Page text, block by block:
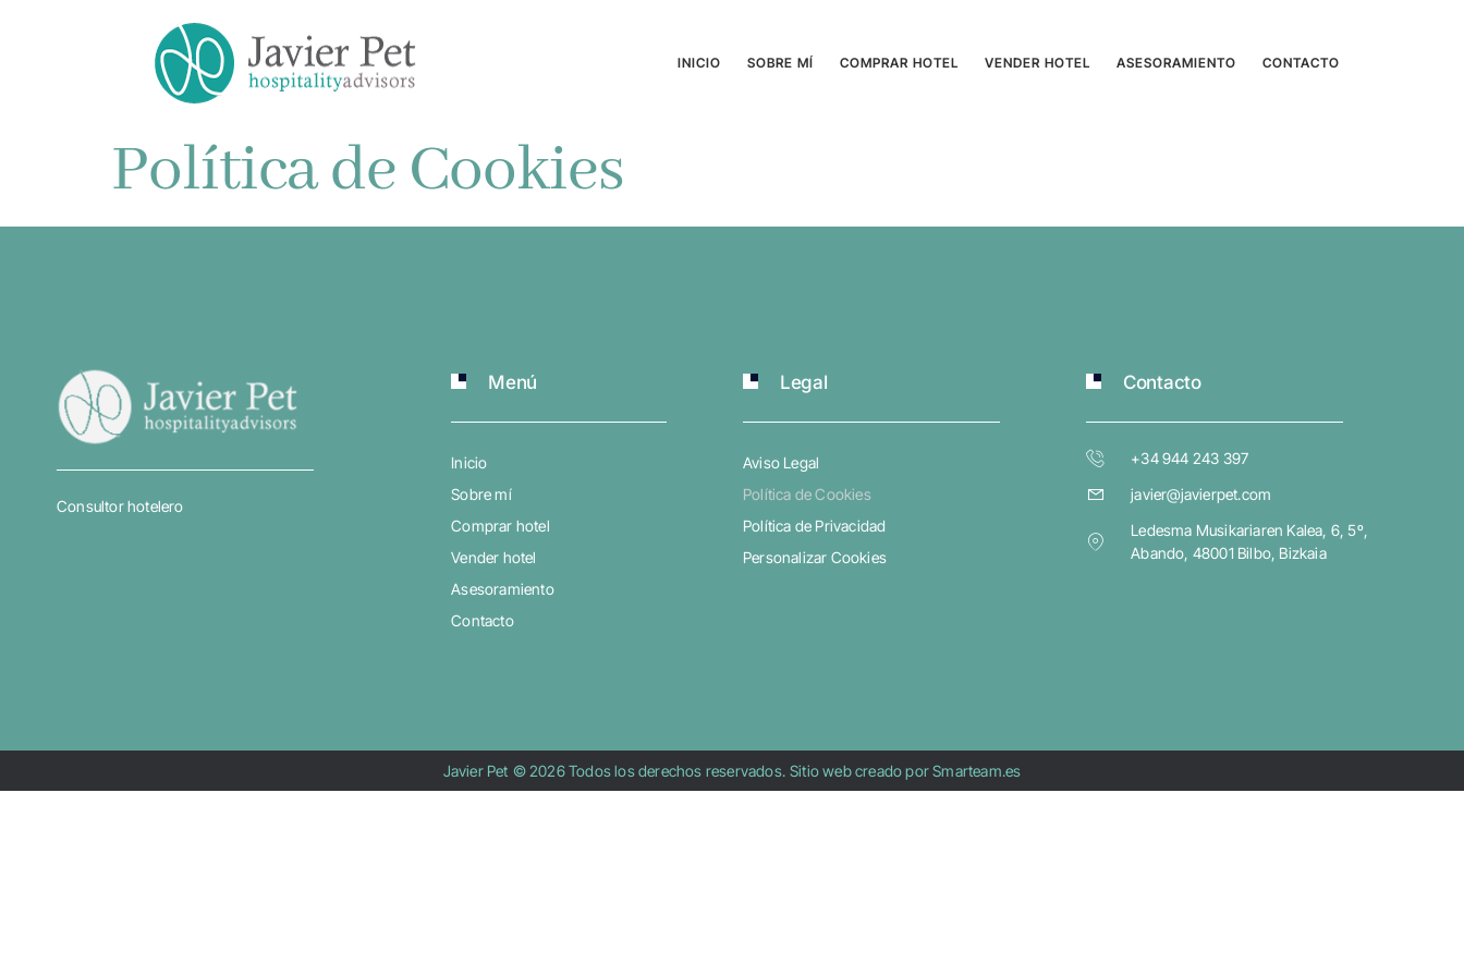
INICIO SOBRE MÍ COMPRAR HOTEL VENDER HOTEL ASESORAMIENTO CONTACTO
Política de Cookies
Consultor hotelero
Menú
Inicio
Sobre mí
Comprar hotel
Vender hotel
Asesoramiento
Contacto
Legal
Aviso Legal
Política de Cookies
Política de Privacidad
Personalizar Cookies
Contacto
+34 944 243 397
javier@javierpet.com
Ledesma Musikariaren Kalea, 6, 5º,
Abando, 48001 Bilbo, Bizkaia
Javier Pet © 2026 Todos los derechos reservados. Sitio web creado por Smarteam.es